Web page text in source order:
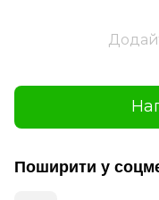
Поширити у